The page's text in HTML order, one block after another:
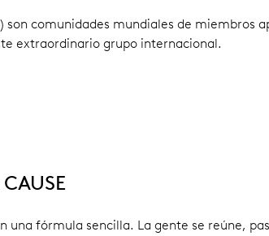
son comunidades mundiales de
extraordinario grupo internacional.
una fórmula sencilla. La gente se reúne,